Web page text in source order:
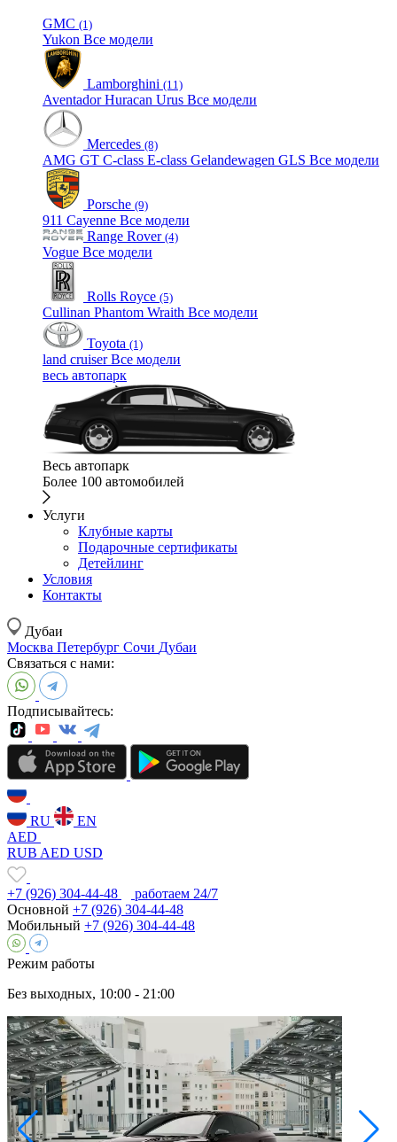
GMC (1)
Yukon Все модели
Lamborghini (11)
AventadorHuracan Urus Все модели
Mercedes (8)
AMG GT C-class E-class Gelandewagen GLS Все модели
Porsche (9)
911 Cayenne Все модели
Range Rover (4)
Vogue Все модели
Rolls Royce (5)
Cullinan Phantom Wraith Все модели
Toyota (1)
land cruiserВсе модели
весь автопарк
Весь автопарк
Более 100 автомобилей
Услуги
Клубные карты
Подарочные сертификаты
Детейлинг
Условия
Контакты
Дубаи
Москва Петербург Сочи Дубаи
Связаться с нами:
Подписывайтесь:
RU
EN
AED
RUB AED USD
+7 (926) 304-44-48
работаем 24/7
Основной +7 (926) 304-44-48
Мобильный +7 (926) 304-44-48
Режим работы
Без выходных, 10:00 - 21:00